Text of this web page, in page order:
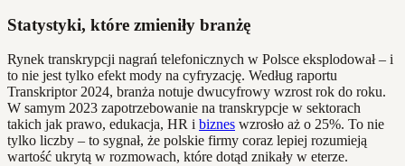
Statystyki, które zmieniły branżę
Rynek transkrypcji nagrań telefonicznych w Polsce eksplodował – i
to nie jest tylko efekt mody na cyfryzację. Według raportu
Transkriptor 2024, branża notuje dwucyfrowy wzrost rok do roku.
W samym 2023 zapotrzebowanie na transkrypcje w sektorach
takich jak prawo, edukacja, HR i biznes wzrosło aż o 25%. To nie
tylko liczby – to sygnał, że polskie firmy coraz lepiej rozumieją
wartość ukrytą w rozmowach, które dotąd znikały w eterze.